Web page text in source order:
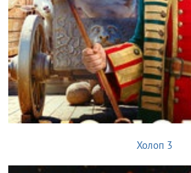
Холоп 3